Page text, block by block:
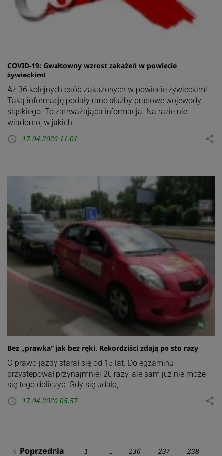
COVID-19: Gwałtowny wzrost zakażeń w powiecie
żywieckim!
Aż 36 kolejnych osób zakażonych w powiecie żywieckim!
Taką informację podały rano służby prasowe wojewody
śląskiego. To zatrważająca informacja. Na razie nie
wiadomo, w jakich…
access_time 17.04.2020 11:01 share
Bez „prawka” jak bez ręki. Rekordziści zdają po sto razy
O prawo jazdy starał się od 15 lat. Do egzaminu
przystępował przynajmniej 20 razy, ale sam już nie może
się tego doliczyć. Gdy się udało,…
access_time 17.04.2020 05:57 share
Stronicowanie
navigate_before Poprzednia 1 236 237 238